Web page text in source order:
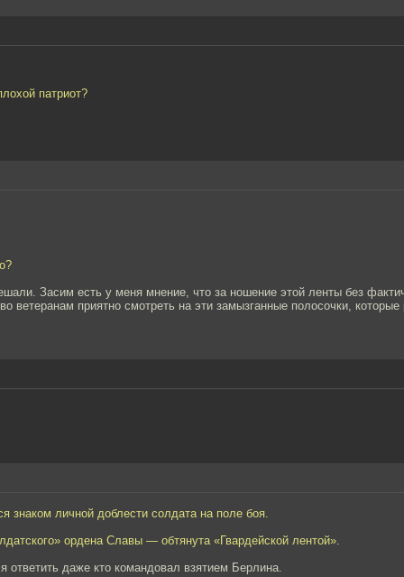
патриот?
Засим есть у меня мнение, что за ношение этой ленты без
ветеранам приятно смотреть на эти замызганные полосочки,
личной доблести солдата на поле боя.
ордена Славы — обтянута «Гвардейской лентой».
ответить даже кто командовал взятием Берлина.